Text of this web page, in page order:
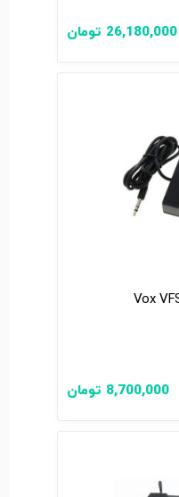
26,180,000 تومان
8,700,000 تومان